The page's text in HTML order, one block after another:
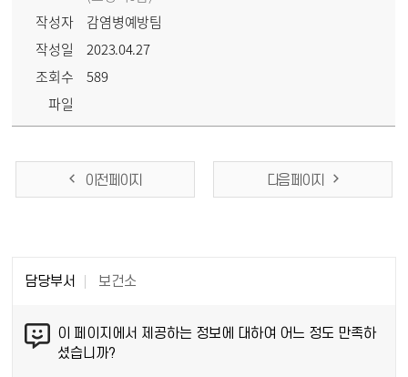
작성자
감염병예방팀
작성일
2023.04.27
조회수
589
파일
이전 페이지 다음 페이지
담당부서 보건소
이 페이지에서 제공하는 정보에 대하여 어느 정도 만족하
셨습니까?